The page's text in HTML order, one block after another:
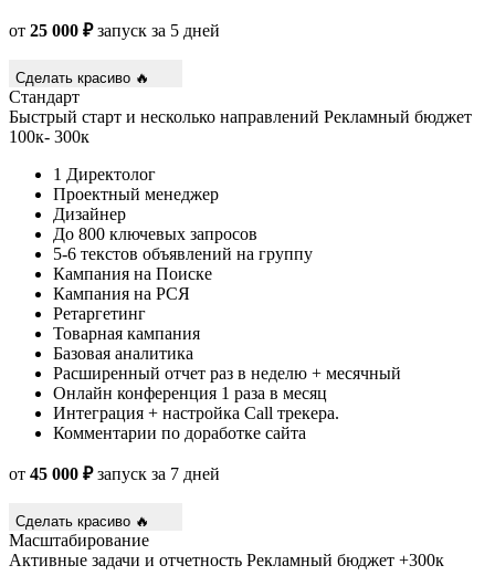
от 25 000 ₽запуск за 5 дней
Сделать красиво 🔥
Стандарт
Быстрый старт и несколько направлений Рекламный бюджет
100к- 300к
1 Директолог
Проектный менеджер
Дизайнер
До 800 ключевых запросов
5-6 текстов объявлений на группу
Кампания на Поиске
Кампания на РСЯ
Ретаргетинг
Товарная кампания
Базовая аналитика
Расширенный отчет раз в неделю + месячный
Онлайн конференция 1 раза в месяц
Интеграция + настройка Call трекера.
Комментарии по доработке сайта
от 45 000 ₽запуск за 7 дней
Сделать красиво 🔥
Масштабирование
Активные задачи и отчетность Рекламный бюджет +300к